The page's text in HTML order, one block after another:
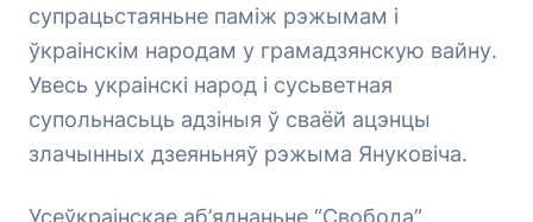
супрацьстаяньне паміж рэжымам і
ўкраінскім народам у грамадзянскую вайну.
Увесь украінскі народ і сусьветная
супольнасьць адзіныя ў сваёй ацэнцы
злачынных дзеяньняў рэжыма Януковіча.
Усеўкраінскае аб’яднаньне “Свобода”